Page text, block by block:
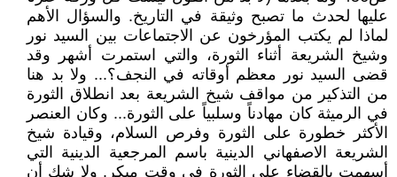
عليها لحدث ما تصبح وثيقة في التاريخ. والسؤال الأهم
لماذا لم يكتب المؤرخون عن الاجتماعات بين السيد نور
وشيخ الشريعة أثناء الثورة، والتي استمرت أشهر وقد
قضى السيد نور معظم أوقاته في النجف؟... ولا بد هنا
من التذكير من مواقف شيخ الشريعة بعد انطلاق الثورة
في الرميثة كان مهادناً وسلبياً على الثورة... وكان العنصر
الأكثر خطورة على الثورة وفرص السلام، وقيادة شيخ
الشريعة الاصفهاني الدينية باسم المرجعية الدينية التي
أسهمت بالقضاء على الثورة في وقتٍ مبكر. ولا شك أن